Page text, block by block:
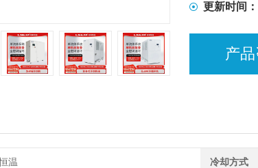
更新时间：
产
温 冷却方式